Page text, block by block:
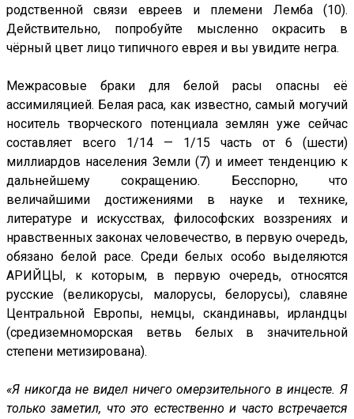
родственной связи евреев и племени Лемба (10).
Действительно, попробуйте мысленно окрасить в
чёрный цвет лицо типичного еврея и вы увидите негра.
Межрасовые браки для белой расы опасны её
ассимиляцией. Белая раса, как известно, самый могучий
носитель творческого потенциала землян уже сейчас
составляет всего 1/14 — 1/15 часть от 6 (шести)
миллиардов населения Земли (7) и имеет тенденцию к
дальнейшему сокращению. Бесспорно, что
величайшими достижениями в науке и технике,
литературе и искусствах, философских воззрениях и
нравственных законах человечество, в первую очередь,
обязано белой расе. Среди белых особо выделяются
АРИЙЦЫ, к которым, в первую очередь, относятся
русские (великорусы, малорусы, белорусы), славяне
Центральной Европы, немцы, скандинавы, ирландцы
(средиземноморская ветвь белых в значительной
степени метизирована).
«Я никогда не видел ничего омерзительного в инцесте. Я
только заметил, что это естественно и часто встречается